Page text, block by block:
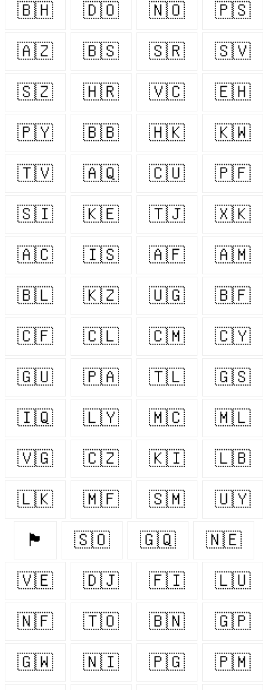
🇧🇭 🇩🇴 🇳🇴 🇵🇸
🇦🇿 🇧🇸 🇸🇷 🇸🇻
🇸🇿 🇭🇷 🇻🇨 🇪🇭
🇵🇾 🇧🇧 🇭🇰 🇰🇼
🇹🇻 🇦🇶 🇨🇺 🇵🇫
🇸🇮 🇰🇪 🇹🇯 🇽🇰
🇦🇨 🇮🇸 🇦🇫 🇦🇲
🇧🇱 🇰🇿 🇺🇬 🇧🇫
🇨🇫 🇨🇱 🇨🇲 🇨🇾
🇬🇺 🇵🇦 🇹🇱 🇬🇸
🇮🇶 🇱🇾 🇲🇨 🇲🇱
🇻🇬 🇨🇿 🇰🇮 🇱🇧
🇱🇰 🇲🇫 🇸🇲 🇺🇾
🏴󠁧󠁢󠁷󠁬󠁳󠁿 🇸🇴 🇬🇶 🇳🇪
🇻🇪 🇩🇯 🇫🇮 🇱🇺
🇳🇫 🇹🇴 🇧🇳 🇬🇵
🇬🇼 🇳🇮 🇵🇬 🇵🇲